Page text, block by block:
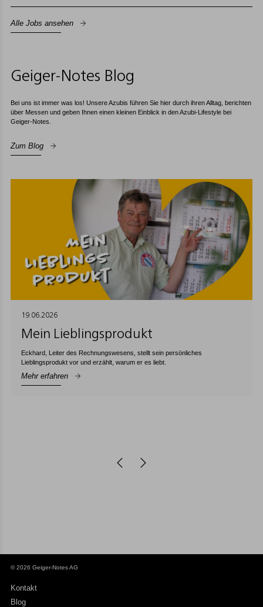
Alle Jobs ansehen
Geiger-Notes Blog
Bei uns ist immer was los! Unsere Azubis führen Sie hier durch ihren Alltag, berichten
über Messen und geben Ihnen einen kleinen Einblick in den Azubi-Lifestyle bei
Geiger-Notes.
Zum Blog
19.06.2026
Mein Lieblingsprodukt
Eckhard, Leiter des Rechnungswesens, stellt sein persönliches
Lieblingsprodukt vor und erzählt, warum er es liebt.
Mehr erfahren
© 2026 Geiger-Notes AG
Kontakt
Blog